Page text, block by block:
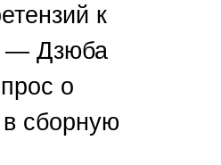
к
— Дзюба
о
сборную